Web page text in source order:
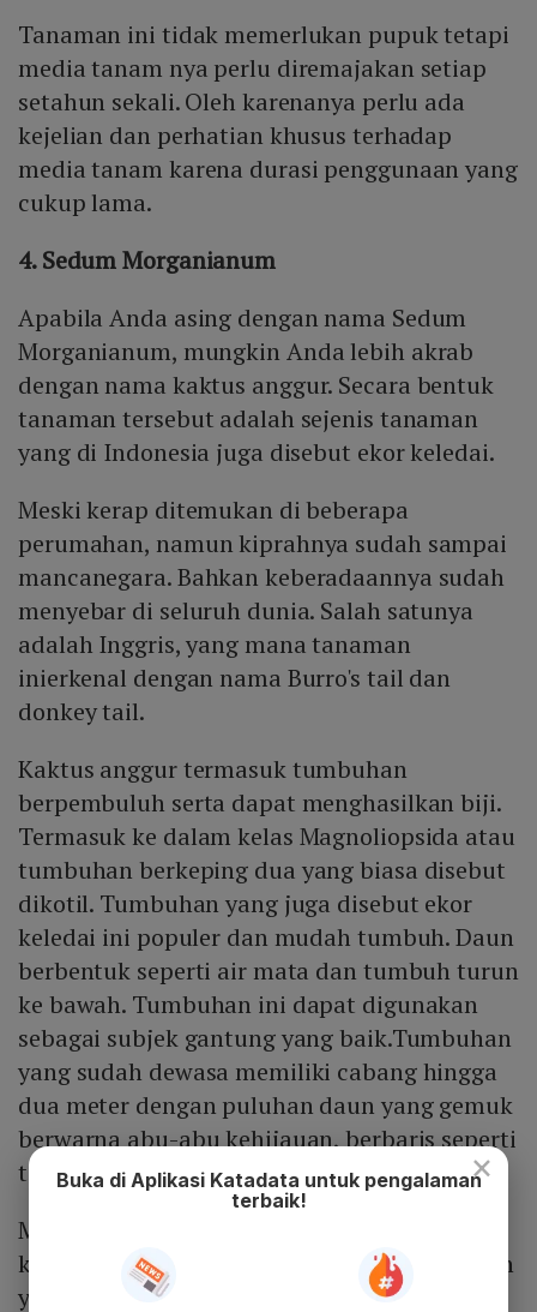
Tanaman ini tidak memerlukan pupuk tetapi
media tanam nya perlu diremajakan setiap
setahun sekali. Oleh karenanya perlu ada
kejelian dan perhatian khusus terhadap
media tanam karena durasi penggunaan yang
cukup lama.
4. Sedum Morganianum
Apabila Anda asing dengan nama Sedum
Morganianum, mungkin Anda lebih akrab
dengan nama kaktus anggur. Secara bentuk
tanaman tersebut adalah sejenis tanaman
yang di Indonesia juga disebut ekor keledai.
Meski kerap ditemukan di beberapa
perumahan, namun kiprahnya sudah sampai
mancanegara. Bahkan keberadaannya sudah
menyebar di seluruh dunia. Salah satunya
adalah Inggris, yang mana tanaman
inierkenal dengan nama Burro's tail dan
donkey tail.
Kaktus anggur termasuk tumbuhan
berpembuluh serta dapat menghasilkan biji.
Termasuk ke dalam kelas Magnoliopsida atau
tumbuhan berkeping dua yang biasa disebut
dikotil. Tumbuhan yang juga disebut ekor
keledai ini populer dan mudah tumbuh. Daun
berbentuk seperti air mata dan tumbuh turun
ke bawah. Tumbuhan ini dapat digunakan
sebagai subjek gantung yang baik.Tumbuhan
yang sudah dewasa memiliki cabang hingga
dua meter dengan puluhan daun yang gemuk
berwarna abu-abu kehijauan, berbaris seperti
tetesan.
Media tanamnya juga sangatlah mudah
karena hanya menggunakan tanah campuran
yang dikeringkan, dengan pH yang ideal
×
Buka di Aplikasi Katadata untuk pengalaman
terbaik!